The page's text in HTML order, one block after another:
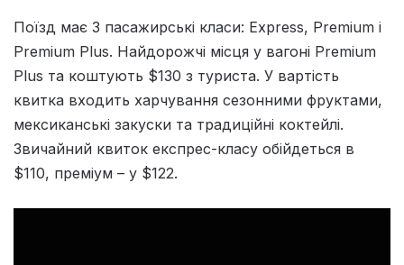
Поїзд має 3 пасажирські класи: Express, Premium і
Premium Plus. Найдорожчі місця у вагоні Premium
Plus та коштують $130 з туриста. У вартість
квитка входить харчування сезонними фруктами,
мексиканські закуски та традиційні коктейлі.
Звичайний квиток експрес-класу обійдеться в
$110, преміум – у $122.